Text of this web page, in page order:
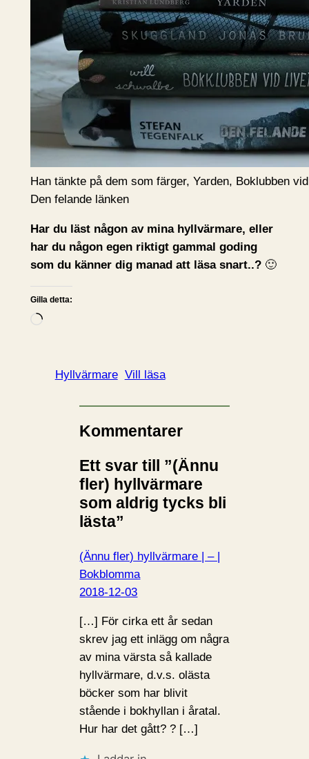
Han tänkte på dem som färger, Yarden, Boklubben
Den felande länken
Har du läst någon av mina hyllvärmare, eller
har du någon egen riktigt gammal goding
som du känner dig manad att läsa snart..?🙂
Gilla detta:
L
Hyllvärmare Vill läsa
Kommentarer
Ett svar till ”(Ännu
fler) hyllvärmare
som aldrig tycks bli
lästa”
(Ännu fler) hyllvärmare | – |
Bokblomma
2018-12-03
[…] För cirka ett år sedan
skrev jag ett inlägg om några
av mina värsta så kallade
hyllvärmare, d.v.s. olästa
böcker som har blivit
stående i bokhyllan i åratal.
Hur har det gått? ? […]